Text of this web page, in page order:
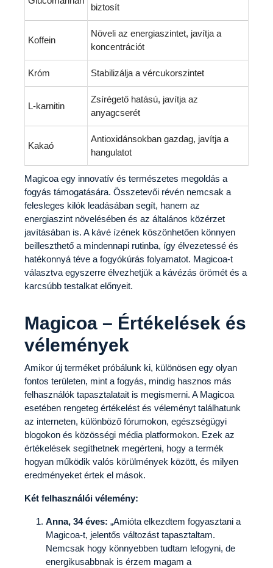
biztosít
Koffein
Növeli az energiaszintet, javítja a
koncentrációt
Króm Stabilizálja a vércukorszintet
L-karnitin
Zsírégető hatású, javítja az
anyagcserét
Kakaó
Antioxidánsokban gazdag, javítja a
hangulatot
Magicoa egy innovatív és természetes megoldás a
fogyás támogatására. Összetevői révén nemcsak a
felesleges kilók leadásában segít, hanem az
energiaszint növelésében és az általános közérzet
javításában is. A kávé ízének köszönhetően könnyen
beilleszthető a mindennapi rutinba, így élvezetessé és
hatékonnyá téve a fogyókúrás folyamatot. Magicoa-t
választva egyszerre élvezhetjük a kávézás örömét és a
karcsúbb testalkat előnyeit.
Magicoa – Értékelések és
vélemények
Amikor új terméket próbálunk ki, különösen egy olyan
fontos területen, mint a fogyás, mindig hasznos más
felhasználók tapasztalatait is megismerni. A Magicoa
esetében rengeteg értékelést és véleményt találhatunk
az interneten, különböző fórumokon, egészségügyi
blogokon és közösségi média platformokon. Ezek az
értékelések segíthetnek megérteni, hogy a termék
hogyan működik valós körülmények között, és milyen
eredményeket értek el mások.
Két felhasználói vélemény:
Anna, 34 éves: „Amióta elkezdtem fogyasztani a
Magicoa-t, jelentős változást tapasztaltam.
Nemcsak hogy könnyebben tudtam lefogyni, de
energikusabbnak is érzem magam a